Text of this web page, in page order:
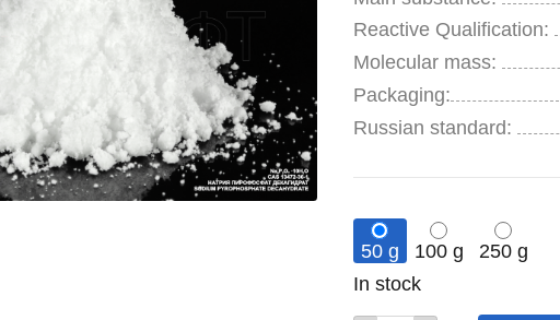
Reactive Qualification:
Molecular mass:
Specifications
Packaging:
Russian standard:
50 g 100 g
250 g
Remainder
In stock